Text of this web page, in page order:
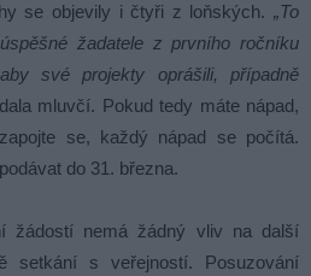
se objevily i čtyři z loňských. „To
žadatele z prvního ročníku
své projekty oprášili, případně
mluvčí. Pokud tedy máte nápad,
se, každý nápad se počítá.
do 31. března.
žádostí nemá žádný vliv na další
setkání s veřejností. Posuzování